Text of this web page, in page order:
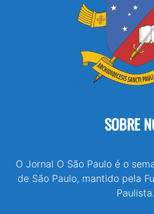
SOBRE
O Jornal O São Paulo é o
de São Paulo, mantido pela
Paulista.